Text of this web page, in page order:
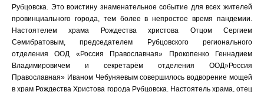
Рубцовска. Это воистину знаменательное событие для всех жителей
провинциального города, тем более в непростое время пандемии.
Настоятелем храма Рождества христова Отцом Сергием
Семибратовым, председателем Рубцовского регионального
отделения ООД «Россия Православная» Прокопенко Геннадием
Владимировичем и секретарём отделения ООД»Россия
Православная» Иваном Чебуняевым совершилось водворение мощей
в храм Рождества Христова города Рубцовска. Настоятель храма, отец